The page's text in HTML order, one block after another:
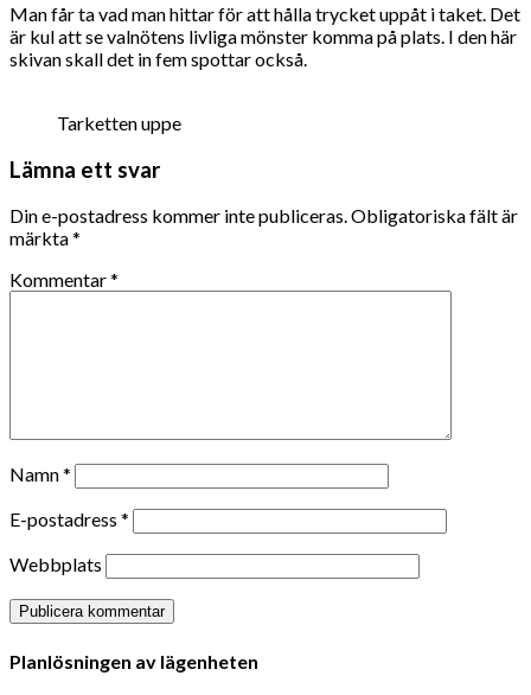
Man får ta vad man hittar för att hålla trycket uppåt i taket. Det
är kul att se valnötens livliga mönster komma på plats. I den här
skivan skall det in fem spottar också.
Tarketten uppe
Lämna ett svar
Din e-postadress kommer inte publiceras.Obligatoriska fält är
märkta*
Kommentar*
Namn*
E-postadress *
Webbplats
Planlösningen av lägenheten